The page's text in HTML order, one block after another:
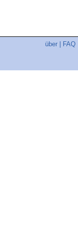
über FAQ